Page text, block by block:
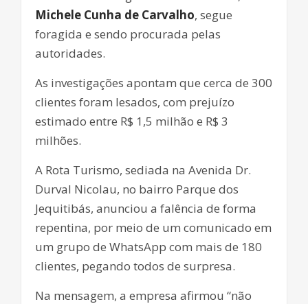
Michele Cunha de Carvalho, segue
foragida e sendo procurada pelas
autoridades.
As investigações apontam que cerca de 300
clientes foram lesados, com prejuízo
estimado entre R$ 1,5 milhão e R$ 3
milhões.
A Rota Turismo, sediada na Avenida Dr.
Durval Nicolau, no bairro Parque dos
Jequitibás, anunciou a falência de forma
repentina, por meio de um comunicado em
um grupo de WhatsApp com mais de 180
clientes, pegando todos de surpresa.
Na mensagem, a empresa afirmou “não